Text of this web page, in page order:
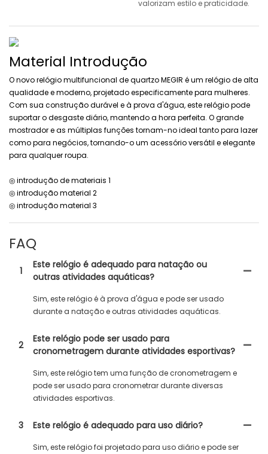
valorizam estilo e praticidade.
Material Introdução
O novo relógio multifuncional de quartzo MEGIR é um relógio de alta
qualidade e moderno, projetado especificamente para mulheres.
Com sua construção durável e à prova d'água, este relógio pode
suportar o desgaste diário, mantendo a hora perfeita. O grande
mostrador e as múltiplas funções tornam-no ideal tanto para lazer
como para negócios, tornando-o um acessório versátil e elegante
para qualquer roupa.
◎ introdução de materiais 1
◎ introdução material 2
◎ introdução material 3
FAQ
1
Este relógio é adequado para natação ou
outras atividades aquáticas?
Sim, este relógio é à prova d'água e pode ser usado
durante a natação e outras atividades aquáticas.
2
Este relógio pode ser usado para
cronometragem durante atividades esportivas?
Sim, este relógio tem uma função de cronometragem e
pode ser usado para cronometrar durante diversas
atividades esportivas.
3 Este relógio é adequado para uso diário?
Sim, este relógio foi projetado para uso diário e pode ser